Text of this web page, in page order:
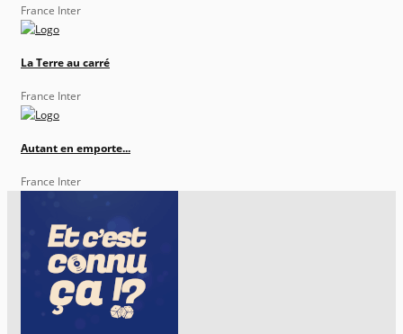
France Inter
La Terre au carré
France Inter
Autant en emporte...
France Inter